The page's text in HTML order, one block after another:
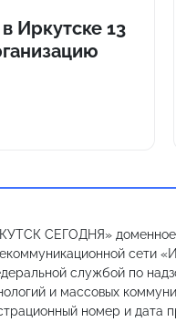
Иркутске 13
СЕГОДНЯ» доменное
сети
службой по
и массовых
номер и дата